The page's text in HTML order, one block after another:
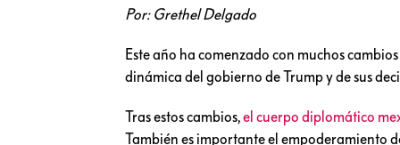
Por: Grethel Delgado
Este año ha comenzado con muchos
dinámica del gobierno de Trump y de sus
Tras estos cambios,el cuerpo diplomático
También es importante el empoderamiento